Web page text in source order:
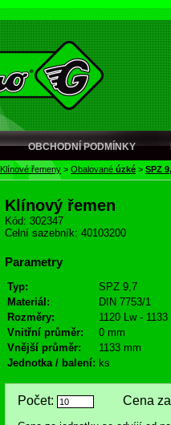
OBCHODNÍ PODMÍNKY
Klínové řemeny > Obalované úzké > SPZ
Klínový řemen
Kód: 302347
Celní sazebník: 40103200
Parametry
Typ:
SPZ 9,7
Materiál:
DIN 7753/1
Rozměry:
1120 Lw - 1133
Vnitřní průměr:
0 mm
Vnější průměr:
1133 mm
Jednotka / balení: ks
Počet: Cena za